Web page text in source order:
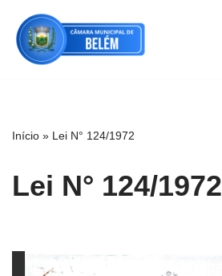
Pular
para
Início » Lei N° 124/1972
Lei N° 124/1972